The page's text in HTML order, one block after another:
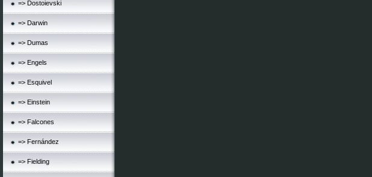
=> Dostoievski
=> Darwin
=> Dumas
=> Engels
=> Esquivel
=> Einstein
=> Falcones
=> Fernández
=> Fielding